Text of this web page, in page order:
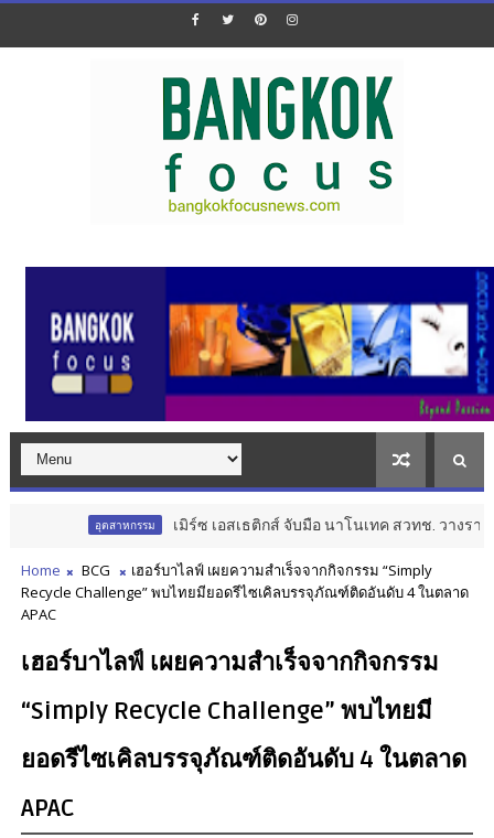
อุตสาหกรรม เมิร์ซ เอสเธติกส์ จับมือ นาโนเทค สวทช. วางรากฐา
Home BCG
เฮอร์บาไลฟ์ เผยความสำเร็จจากกิจกรรม “Simply
Recycle Challenge” พบไทยมียอดรีไซเคิลบรรจุภัณฑ์ติดอันดับ 4 ในตลาด
APAC
เฮอร์บาไลฟ์ เผยความสำเร็จจากกิจกรรม
“Simply Recycle Challenge” พบไทยมี
ยอดรีไซเคิลบรรจุภัณฑ์ติดอันดับ 4 ในตลาด
APAC